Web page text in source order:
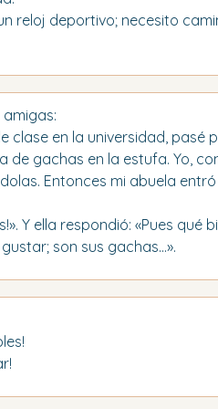
reloj deportivo; necesito
clase en la universidad, pasé
de gachas en la estufa. Yo,
Entonces mi abuela
Y ella respondió: «Pues
son sus gachas...».